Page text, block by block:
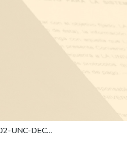
RD-2025-302-UNC-DEC#FD